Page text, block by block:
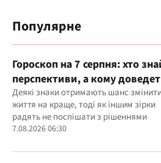
Популярне
Гороскоп на 7 серпня: хто
перспективи, а кому
свої пріоритети
Деякі знаки отримають шанс
життя на краще, тоді як іншим зірки
радять не поспішати з рішеннями
7.08.2026 06:30